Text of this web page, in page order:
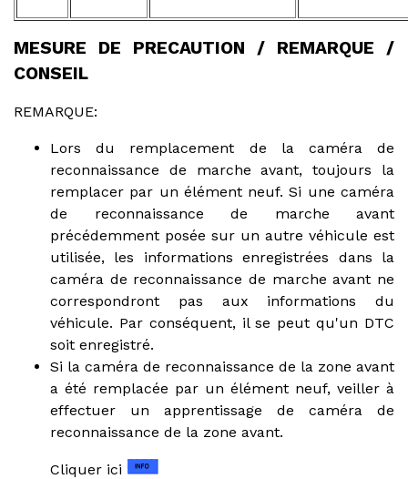
MESURE DE PRECAUTION / REMARQUE /
CONSEIL
REMARQUE:
Lors du remplacement de la caméra de
reconnaissance de marche avant, toujours la
remplacer par un élément neuf. Si une caméra
de reconnaissance de marche avant
précédemment posée sur un autre véhicule est
utilisée, les informations enregistrées dans la
caméra de reconnaissance de marche avant ne
correspondront pas aux informations du
véhicule. Par conséquent, il se peut qu'un DTC
soit enregistré.
Si la caméra de reconnaissance de la zone avant
a été remplacée par un élément neuf, veiller à
effectuer un apprentissage de caméra de
reconnaissance de la zone avant.
Cliquer ici